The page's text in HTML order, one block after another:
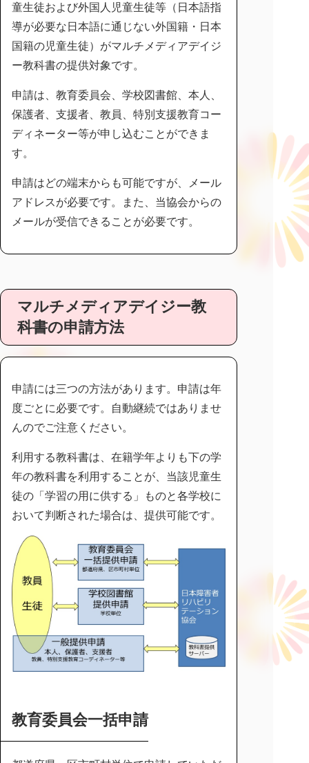
童生徒および外国人児童生徒等（日本語指
導が必要な日本語に通じない外国籍・日本
国籍の児童生徒）がマルチメディアデイジ
ー教科書の提供対象です。
申請は、教育委員会、学校図書館、本人、
保護者、支援者、教員、特別支援教育コー
ディネーター等が申し込むことができま
す。
申請はどの端末からも可能ですが、メール
アドレスが必要です。また、当協会からの
メールが受信できることが必要です。
マルチメディアデイジー教
科書の申請方法
申請には三つの方法があります。申請は年
度ごとに必要です。自動継続ではありませ
んのでご注意ください。
利用する教科書は、在籍学年よりも下の学
年の教科書を利用することが、当該児童生
徒の「学習の用に供する」ものと各学校に
おいて判断された場合は、提供可能です。
教育委員会一括申請